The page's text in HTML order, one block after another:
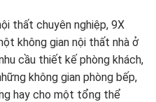
thất chuyên nghiệp, 9X
không gian nội thất nhà ở
cầu thiết kế phòng khách,
không gian phòng bếp,
hay cho một tổng thể